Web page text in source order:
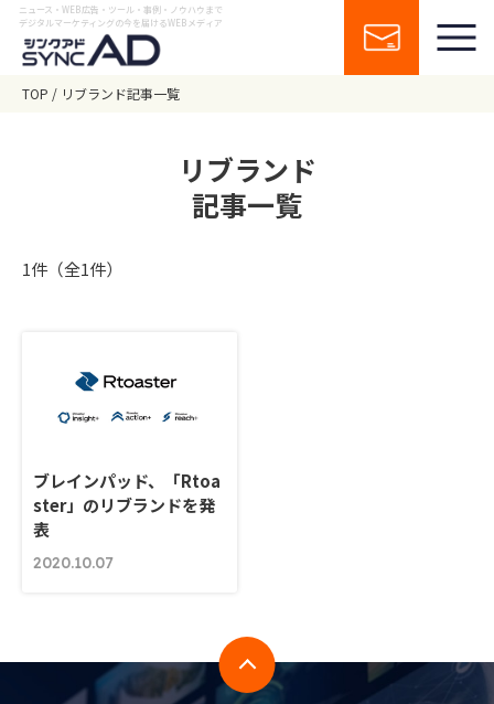
ニュース・WEB広告・ツール・事例・ノウハウまで
デジタルマーケティングの今を届けるWEBメディア
TOP リブランド記事一覧
リブランド
記事一覧
1件（全1件）
ブレインパッド、「Rtoa
ster」のリブランドを発
表
2020.10.07